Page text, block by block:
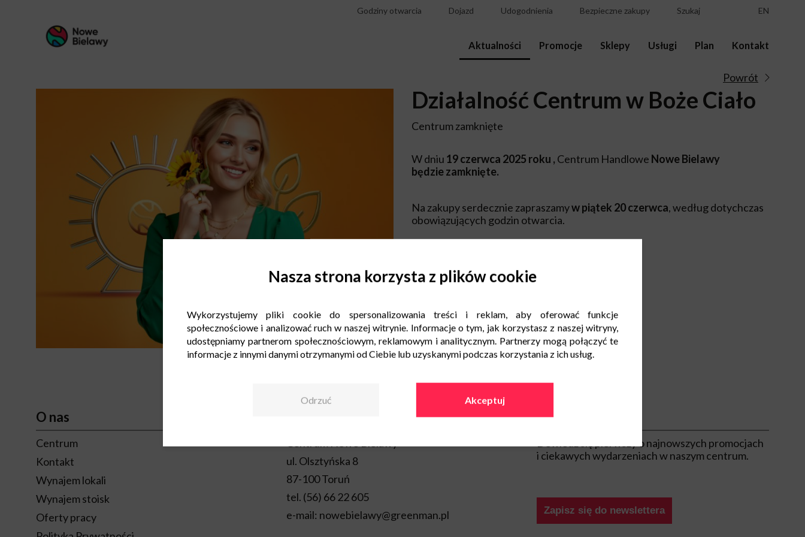
Godziny otwarcia Dojazd Udogodnienia Bezpieczne zakupy Szukaj EN
Aktualności Promocje Sklepy Usługi Plan Kontakt
Powrót
Działalność Centrum w Boże Ciało
Centrum zamknięte
W dniu 19 czerwca 2025 roku , Centrum Handlowe Nowe Bielawy
będziezamknięte.
Na zakupy serdecznie zapraszamyw piątek 20 czerwca, według dotychczas
obowiązujących godzin otwarcia.
O nas
Centrum
Kontakt
Wynajem lokali
Wynajem stoisk
Oferty pracy
Centrum Nowe Bielawy
ul. Olsztyńska 8
87-100 Toruń
tel. (56) 66 22 605
e-mail: nowebielawy@greenman.pl
Bądź na bieżąco
Dowiedz się pierwszy o najnowszych promocjach
i ciekawych wydarzeniach w naszym centrum.
Zapisz się do newslettera
Nasza strona korzysta z plików cookie
Wykorzystujemy pliki cookie do spersonalizowania treści i reklam, aby oferować funkcje
społecznościowe i analizować ruch w naszej witrynie. Informacje o tym, jak korzystasz z naszej witryny,
udostępniamy partnerom społecznościowym, reklamowym i analitycznym. Partnerzy mogą połączyć te
informacje z innymi danymi otrzymanymi od Ciebie lub uzyskanymi podczas korzystania z ich usług.
Odrzuć Akceptuj